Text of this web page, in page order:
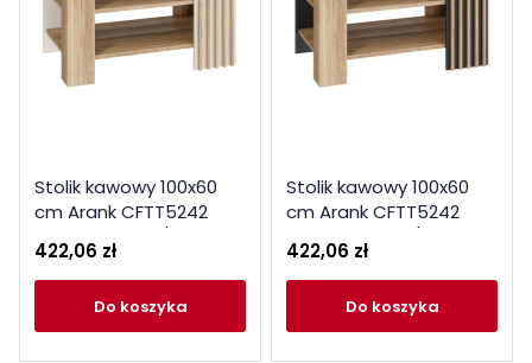
Stolik kawowy 100x60
cm Arank CFTT5242
piaskowy
422,06 zł
do koszyka
Stolik kawowy 100x60
cm Arank CFTT5242
422,06 zł
do koszyka